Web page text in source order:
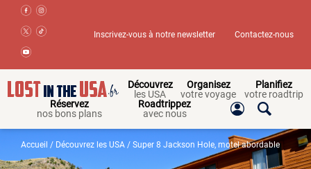
Inscrivez-vous à notre newsletter Contactez-nous
Découvrez
les USA
Organisez
votre voyage
Planifiez
votre roadtrip
Réservez
nos bons plans
Roadtrippez
avec nous
Accueil / Découvrez les USA / Super 8 Jackson Hole, motel abordable